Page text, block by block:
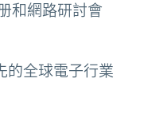
和網路研討會
的全球電子行業